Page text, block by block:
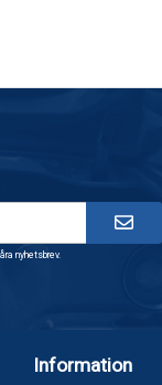
nyhetsbrev.
Information